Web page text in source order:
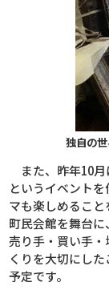
独自の
また、昨年10
というイベント
マも楽しめるこ
町民会館を舞台に
売り手・買い手
くりを大切にし
予定です。